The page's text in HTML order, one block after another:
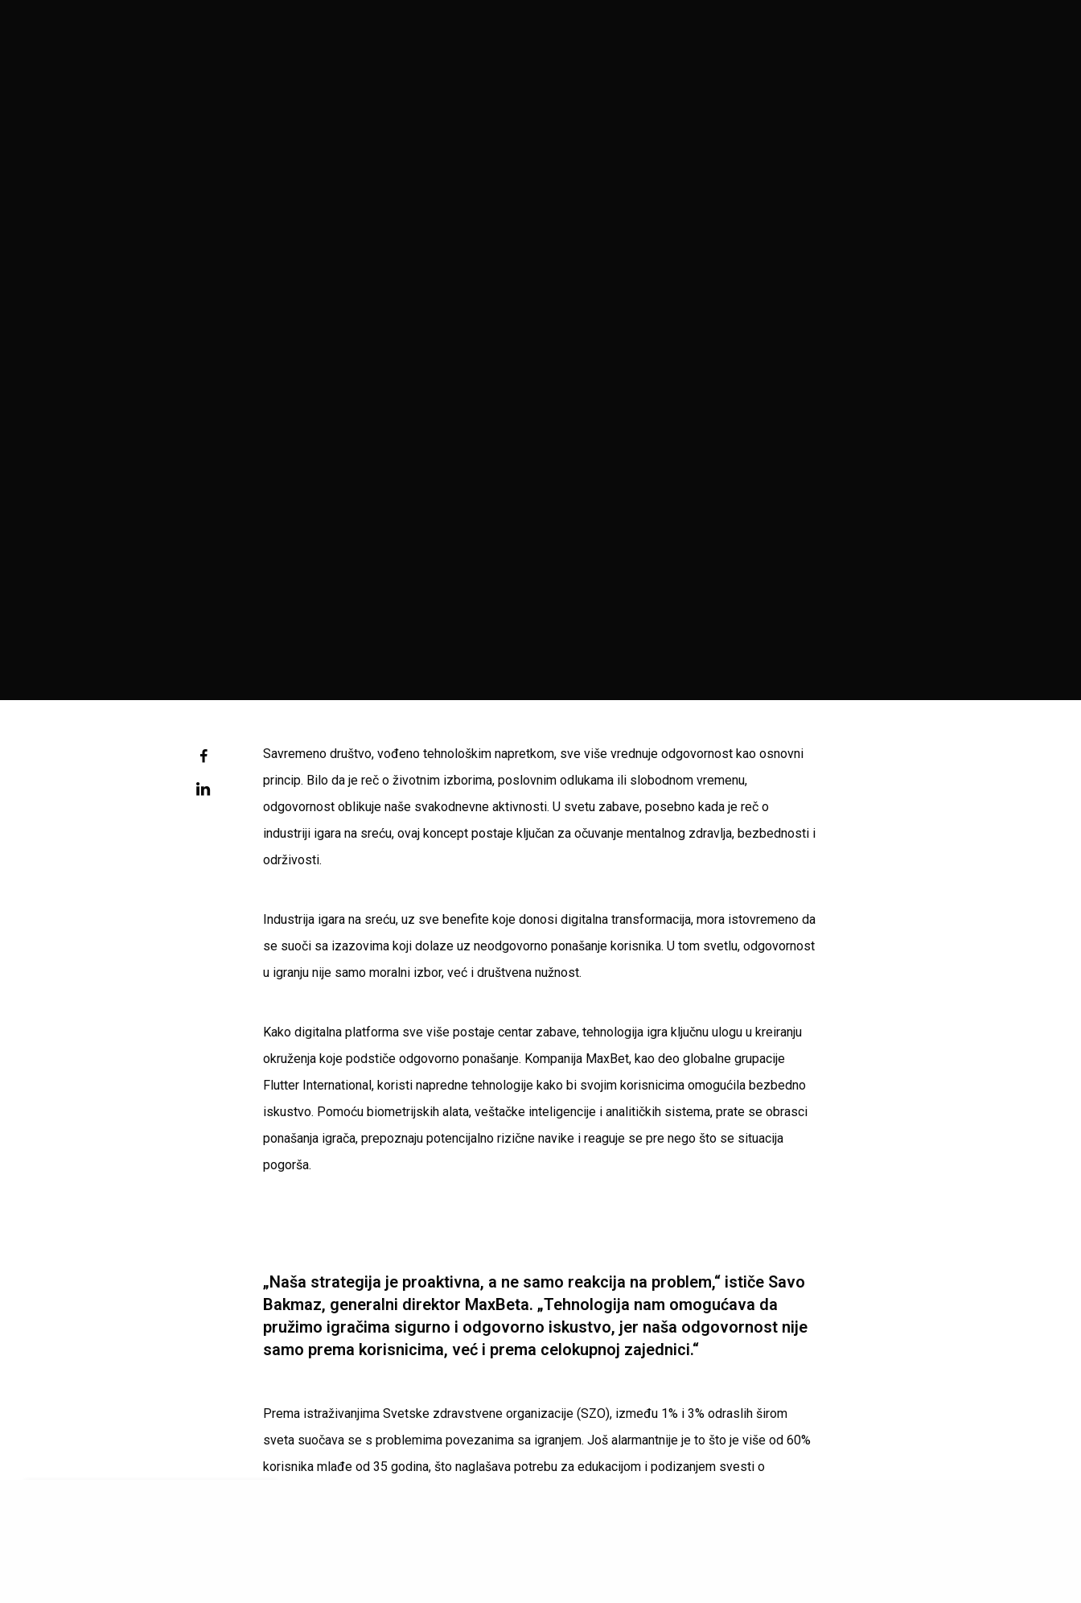
Savremeno društvo, vođeno tehnološkim napretkom, sve više vrednuje odgovornost kao osnovni
princip. Bilo da je reč o životnim izborima, poslovnim odlukama ili slobodnom vremenu,
odgovornost oblikuje naše svakodnevne aktivnosti. U svetu zabave, posebno kada je reč o
industriji igara na sreću, ovaj koncept postaje ključan za očuvanje mentalnog zdravlja, bezbednosti i
održivosti.
Industrija igara na sreću, uz sve benefite koje donosi digitalna transformacija, mora istovremeno da
se suoči sa izazovima koji dolaze uz neodgovorno ponašanje korisnika. U tom svetlu, odgovornost
u igranju nije samo moralni izbor, već i društvena nužnost.
Kako digitalna platforma sve više postaje centar zabave, tehnologija igra ključnu ulogu u kreiranju
okruženja koje podstiče odgovorno ponašanje. Kompanija MaxBet, kao deo globalne grupacije
Flutter International, koristi napredne tehnologije kako bi svojim korisnicima omogućila bezbedno
iskustvo. Pomoću biometrijskih alata, veštačke inteligencije i analitičkih sistema, prate se obrasci
ponašanja igrača, prepoznaju potencijalno rizične navike i reaguje se pre nego što se situacija
pogorša.
„Naša strategija je proaktivna, a ne samo reakcija na problem,“ ističe Savo
Bakmaz, generalni direktor MaxBeta. „Tehnologija nam omogućava da
pružimo igračima sigurno i odgovorno iskustvo, jer naša odgovornost nije
samo prema korisnicima, već i prema celokupnoj zajednici.“
Prema istraživanjima Svetske zdravstvene organizacije (SZO), između 1% i 3% odraslih širom
sveta suočava se s problemima povezanima sa igranjem. Još alarmantnije je to što je više od 60%
korisnika mlađe od 35 godina, što naglašava potrebu za edukacijom i podizanjem svesti o